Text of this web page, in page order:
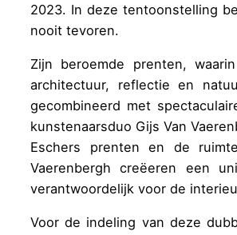
2023. In deze tentoonstelling
nooit tevoren.
Zijn beroemde prenten,
architectuur, reflectie en
gecombineerd met
kunstenaarsduo Gijs Van
Eschers prenten en de
Vaerenbergh creëeren een
verantwoordelijk voor de
Voor de indeling van deze